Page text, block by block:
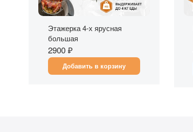
Быстрый просмотр
Этажерка 4-х ярусная
большая
2900 ₽
Добавить в корзину